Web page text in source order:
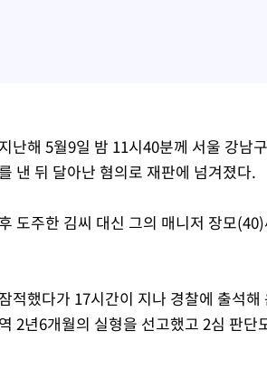
난해 5월9일 밤 11시40분께 서울 강남
낸 뒤 달아난 혐의로 재판에 넘겨졌다.
도주한 김씨 대신 그의 매니저 장모
적했다가 17시간이 지나 경찰에 출석
2년6개월의 실형을 선고했고 2심 판단